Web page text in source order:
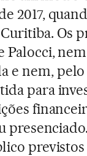
2017,
Os
Palocci,
e nem, pelo
para
previstos